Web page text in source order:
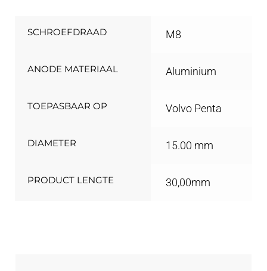
SCHROEFDRAAD M8
ANODE MATERIAAL Aluminium
TOEPASBAAR OP Volvo Penta
DIAMETER 15.00 mm
PRODUCT LENGTE 30,00mm